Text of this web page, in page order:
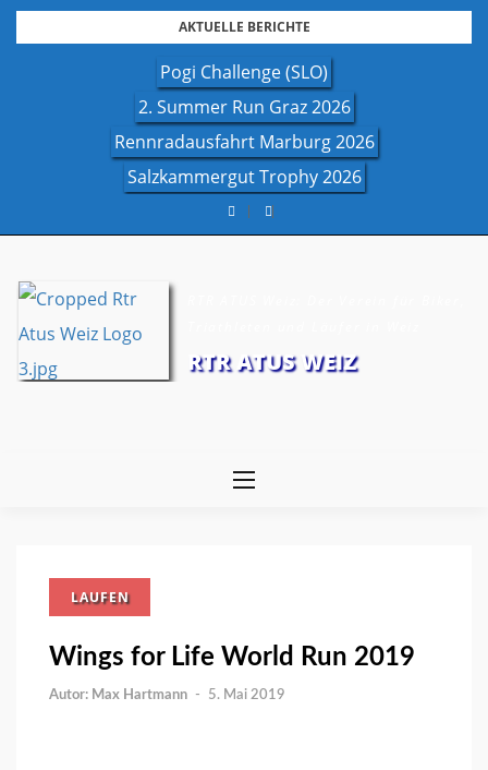
Skip
AKTUELLE BERICHTE
Pogi Challenge (SLO)
2. Summer Run Graz 2026
Rennradausfahrt Marburg 2026
Salzkammergut Trophy 2026
RTR ATUS WEIZ
LAUFEN
Wings for Life World Run 2019
Max Hartmann - 5. Mai 2019